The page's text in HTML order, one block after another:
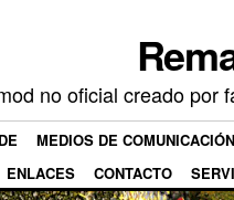
no oficial creado por
MEDIOS DE COMUNICACIÓN
ENLACES CONTACTO